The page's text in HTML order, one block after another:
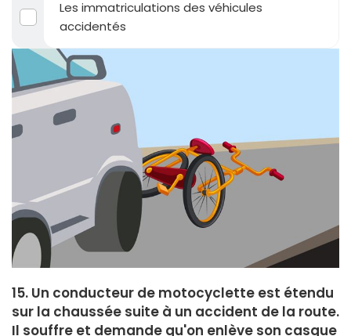
Les immatriculations des véhicules
accidentés
15. Un conducteur de motocyclette est étendu
sur la chaussée suite à un accident de la route.
Il souffre et demande qu'on enlève son casque